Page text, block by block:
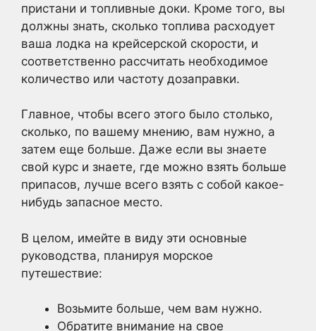
пристани и топливные доки. Кроме того, вы
должны знать, сколько топлива расходует
ваша лодка на крейсерской скорости, и
соответственно рассчитать необходимое
количество или частоту дозаправки.
Главное, чтобы всего этого было столько,
сколько, по вашему мнению, вам нужно, а
затем еще больше. Даже если вы знаете
свой курс и знаете, где можно взять больше
припасов, лучше всего взять с собой какое-
нибудь запасное место.
В целом, имейте в виду эти основные
руководства, планируя морское
путешествие:
Возьмите больше, чем вам нужно.
Обратите внимание на свое